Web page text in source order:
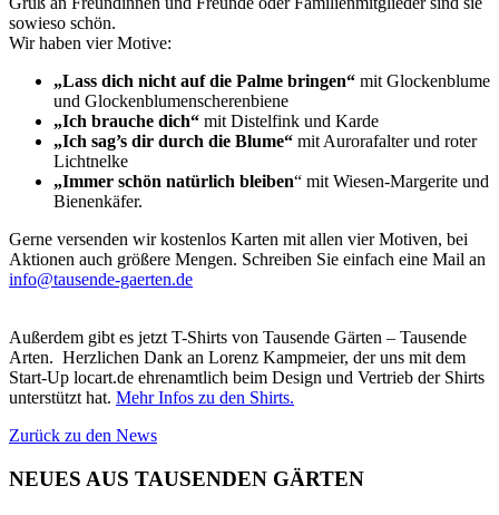
sowieso schön.
Wir haben vier Motive:
„Lass dich nicht auf die Palme bringen“ mit Glockenblume
und Glockenblumenscherenbiene
„Ich brauche dich“ mit Distelfink und Karde
„Ich sag’s dir durch die Blume“ mit Aurorafalter und roter
Lichtnelke
„Immer schön natürlich bleiben“ mit Wiesen-Margerite und
Bienenkäfer.
Gerne versenden wir kostenlos Karten mit allen vier Motiven, bei
Aktionen auch größere Mengen. Schreiben Sie einfach eine Mail an
info@tausende-gaerten.de
Außerdem gibt es jetzt T-Shirts von Tausende Gärten – Tausende
Arten. Herzlichen Dank an Lorenz Kampmeier, der uns mit dem
Start-Up locart.de ehrenamtlich beim Design und Vertrieb der Shirts
unterstützt hat. Mehr Infos zu den Shirts.
Zurück zu den News
NEUES AUS TAUSENDEN GÄRTEN